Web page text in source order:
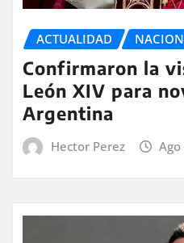
ACTUALIDAD
Confirmaron la
León XIV para
Argentina
Hector Perez